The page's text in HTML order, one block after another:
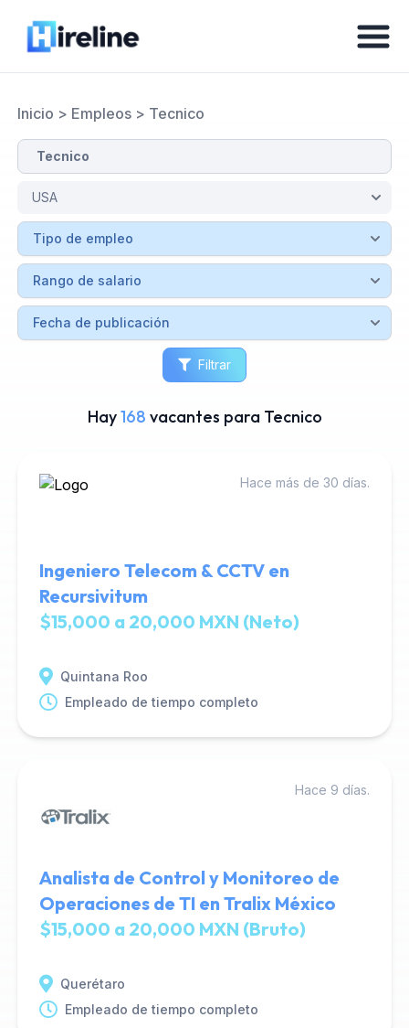
Inicio > Empleos> Tecnico
Filtrar
Hay168 vacantes para Tecnico
Hace más de 30 días.
Ingeniero Telecom & CCTV en
Recursivitum
$15,000 a 20,000 MXN (Neto)
Quintana Roo
Empleado de tiempo completo
Hace 9 días.
Analista de Control y Monitoreo de
Operaciones de TI en Tralix México
$15,000 a 20,000 MXN (Bruto)
Querétaro
Empleado de tiempo completo